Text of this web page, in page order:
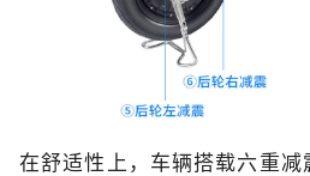
在舒适性上，车辆搭载六重